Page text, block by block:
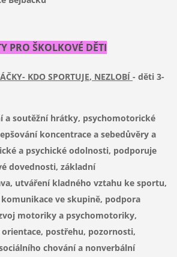
PRO ŠKOLKOVÉ DĚTI
KDO SPORTUJE, NEZLOBÍ - děti 3-
a soutěžní hrátky, psychomotorické
koncentrace a sebedůvěry a
a psychické odolnosti, podporuje
dovednosti, základní
utváření kladného vztahu ke sportu,
ve skupině, podpora
motoriky a psychomotoriky,
postřehu, pozornosti,
chování a nonverbální